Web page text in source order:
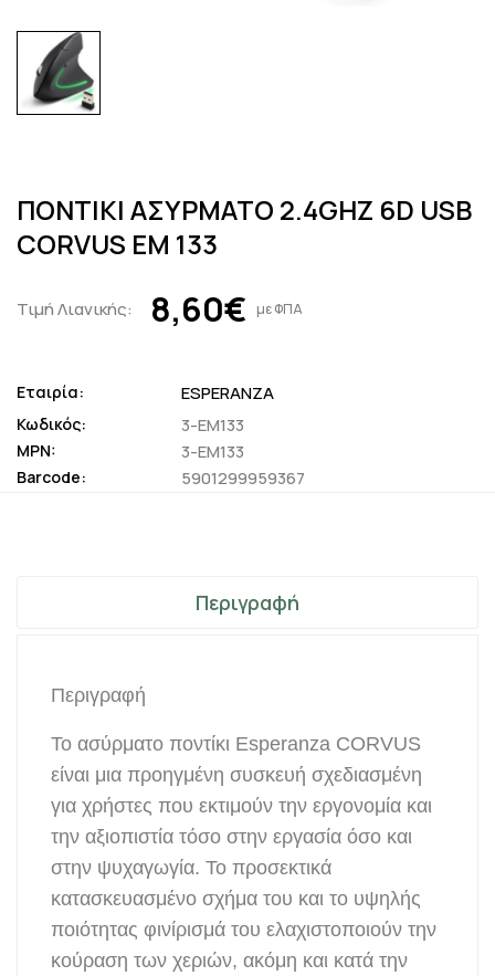
ΠΟΝΤΙΚΙ ΑΣΥΡΜΑΤΟ 2.4GHZ 6D USB
CORVUS EM 133
Τιμή Λιανικής: 8,60€ με ΦΠΑ
Εταιρία: ESPERANZA
Κωδικός: 3-EM133
MPN: 3-EM133
Barcode: 5901299959367
Περιγραφή
Περιγραφή
Το ασύρματο ποντίκι Esperanza CORVUS
είναι μια προηγμένη συσκευή σχεδιασμένη
για χρήστες που εκτιμούν την εργονομία και
την αξιοπιστία τόσο στην εργασία όσο και
στην ψυχαγωγία. Το προσεκτικά
κατασκευασμένο σχήμα του και το υψηλής
ποιότητας φινίρισμά του ελαχιστοποιούν την
κούραση των χεριών, ακόμη και κατά την